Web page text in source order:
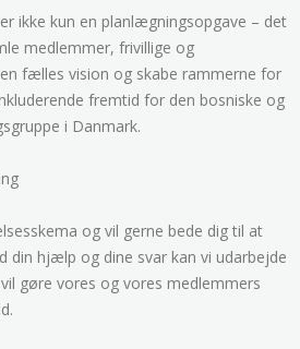
ikke kun en planlægningsopgave – det
medlemmer, frivillige og
fælles vision og skabe rammerne for
fremtid for den bosniske og
i Danmark.
og vil gerne bede dig til at
din hjælp og dine svar kan vi udarbejde
gøre vores og vores medlemmers